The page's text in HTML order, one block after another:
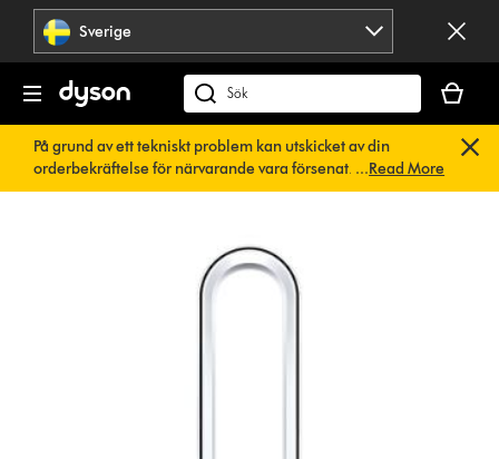
Hoppa
navigering
Sverige
Sök
på
dyson.se
är
tom
På grund av ett tekniskt problem kan utskicket av din
orderbekräftelse för närvarande vara försenat. Vi arbetar
redan på en snabb lösning.Du behöver inte göra någonting.
...Read More